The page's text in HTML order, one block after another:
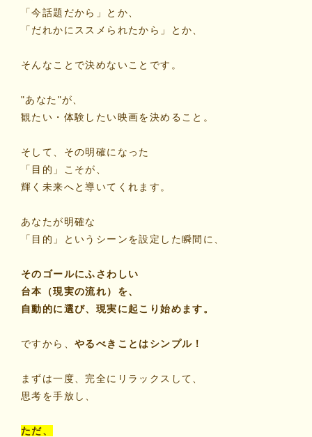
「今話題だから」とか、
「だれかにススメられたから」とか、
そんなことで決めないことです。
"あなた"が、
観たい・体験したい映画を決めること。
そして、その明確になった
「目的」こそが、
輝く未来へと導いてくれます。
あなたが明確な
「目的」というシーンを設定した瞬間に、
そのゴールにふさわしい
台本（現実の流れ）を、
自動的に選び、現実に起こり始めます。
ですから、 やるべきことはシンプル！
まずは一度、完全にリラックスして、
思考を手放し、
ただ、